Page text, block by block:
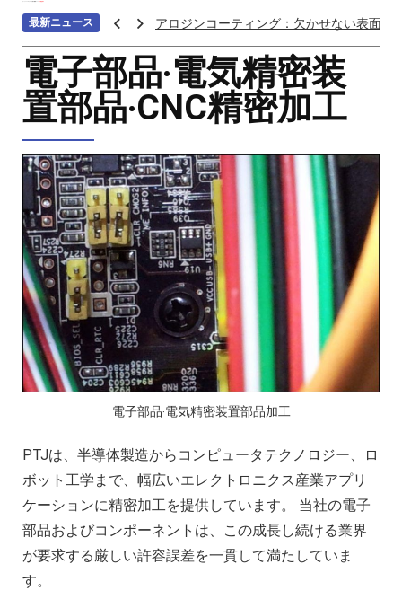
最新ニュース
アロジンコーティング：欠かせない表面処
アームス ブロンズ
紫外線 塗料
重金属トップ10のランキング：特性、影響
へら 絞り 加工 と は
チタン鋳造とは: プロセス、用途、温度、価
プロトタイプ射出成形: 究極のガイド
LEDライト部品 ダイカストサービス
カスタムメカニカルキーボードはなぜ人気
CNC加工サービスによるCCTV機器アクセ
カスタムバイクのパーツを近くで入手する
CNC加工が精密部品業界を変える
複雑な部品の精密加工時の注意点
アルミニウム高速加工ガイドの決定版
CNC加工用工具と送り装置の選び方
CNC機械加工部品の材料選択時の考慮点
2025年における日本の機械加工業界への影
電子部品‧電気精密装
置部品‧CNC精密加工
電子部品‧電気精密装置部品加工
PTJは、半導体製造からコンピュータテクノロジー、ロ
ボット工学まで、幅広いエレクトロニクス産業アプリ
ケーションに精密加工を提供しています。 当社の電子
部品およびコンポーネントは、この成長し続ける業界
が要求する厳しい許容誤差を一貫して満たしていま
す。